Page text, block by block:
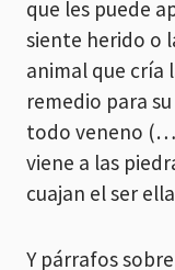
que les puede
siente herido o
animal que cría
remedio para
todo veneno
viene a las
cuajan el ser
Y párrafos